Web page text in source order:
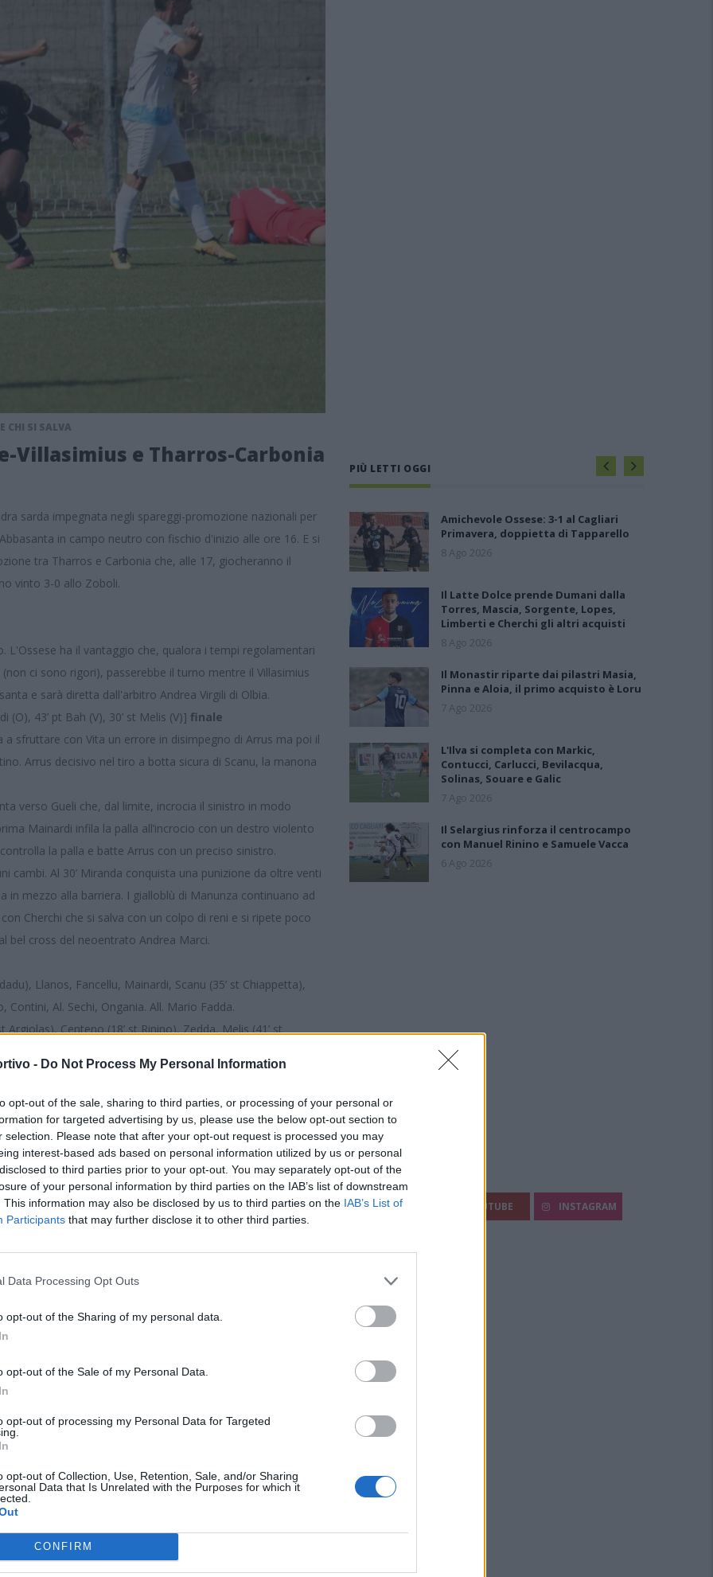
- Do Not Process My Personal Information
opt-out of the sale, sharing to third parties, or processing of your personal or
for targeted advertising by us, please use the below opt-out section to
selection. Please note that after your opt-out request is processed you may
interest-based ads based on personal information utilized by us or personal
to third parties prior to your opt-out. You may separately opt-out of the
of your personal information by third parties on the IAB’s list of downstream
This information may also be disclosed by us to third parties on the IAB’s List of
Participants that may further disclose it to other third parties.
Data Processing Opt Outs
opt-out of the Sharing of my personal data.
opt-out of the Sale of my Personal Data.
opt-out of processing my Personal Data for Targeted
opt-out of Collection, Use, Retention, Sale, and/or Sharing
Data that Is Unrelated with the Purposes for which it
CONFIRM
CHI SI SALVA
Villasimius e Tharros-Carbonia
sarda impegnata negli spareggi-promozione nazionali per
in campo neutro con fischio d'inizio alle ore 16. E si
tra Tharros e Carbonia che, alle 17, giocheranno il
vinto 3-0 allo Zoboli.
ha il vantaggio che, qualora i tempi regolamentari
ci sono rigori), passerebbe il turno mentre il Villasimius
e sarà diretta dall'arbitro Andrea Virgili di Olbia.
(O), 43’ pt Bah (V), 30’ st Melis (V)] finale
a sfruttare con Vita un errore in disimpegno di Arrus ma poi il
Arrus decisivo nel tiro a botta sicura di Scanu, la manona
verso Gueli che, dal limite, incrocia il sinistro in modo
Mainardi infila la palla all’incrocio con un destro violento
la palla e batte Arrus con un preciso sinistro.
cambi. Al 30’ Miranda conquista una punizione da oltre venti
in mezzo alla barriera. I gialloblù di Manunza continuano ad
Cherchi che si salva con un colpo di reni e si ripete poco
bel cross del neoentrato Andrea Marci.
Llanos, Fancellu, Mainardi, Scanu (35’ st Chiappetta),
Contini, Al. Sechi, Ongania. All. Mario Fadda.
Centeno (18’ st Rinino), Zedda, Melis (41’ st
Kassama, A disp. Gonzalez, G. Marci, Mauro, Kouadio, . All.
La
Tharros non ha chance se non quella di vincere la
valgono i gol in trasferta e non si batteranno i calci di rigori.
la rete del bomber Andrea Sanna per salvare gli
scorsa.
PIÙ LETTI OGGI
Amichevole Ossese: 3-1 al Cagliari
Primavera, doppietta di Tapparello
8 Ago 2026
Il Latte Dolce prende Dumani dalla
Torres, Mascia, Sorgente, Lopes,
Limberti e Cherchi gli altri acquisti
8 Ago 2026
Il Monastir riparte dai pilastri Masia,
Pinna e Aloia, il primo acquisto è Loru
7 Ago 2026
L'Ilva si completa con Markic,
Contucci, Carlucci, Bevilacqua,
Solinas, Souare e Galic
7 Ago 2026
Il Selargius rinforza il centrocampo
con Manuel Rinino e Samuele Vacca
6 Ago 2026
Segui Diario Sportivo:
FACEBOOK YOUTUBE INSTAGRAM